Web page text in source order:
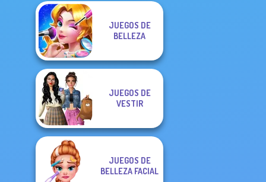
JUEGOS DE
BELLEZA
JUEGOS DE
VESTIR
JUEGOS DE
BELLEZA FACIAL